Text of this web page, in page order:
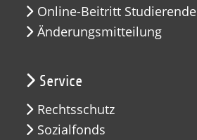
Online-Beitritt Studierende
Änderungsmitteilung
Service
Rechtsschutz
Sozialfonds